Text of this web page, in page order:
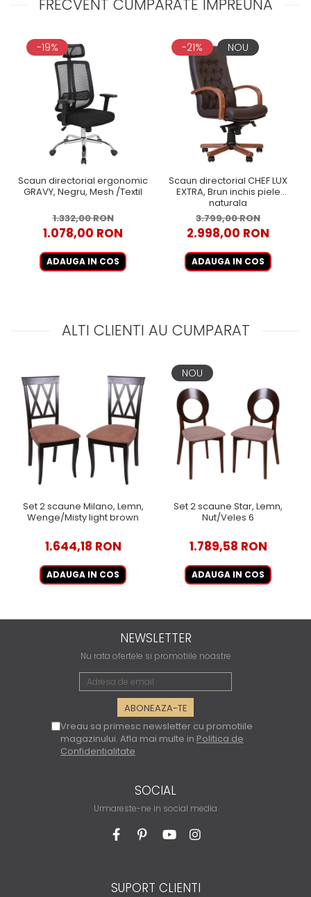
FRECVENT CUMPARATE IMPREUNA
-19%
Scaun directorial ergonomic
GRAVY, Negru, Mesh /Textil
1.332,00 RON
1.078,00 RON
ADAUGA IN COS
-21% NOU
Scaun directorial CHEF LUX
EXTRA, Brun inchis piele
naturala
3.799,00 RON
2.998,00 RON
ADAUGA IN COS
ALTI CLIENTI AU CUMPARAT
Set 2 scaune Milano, Lemn,
Wenge/Misty light brown
1.644,18 RON
ADAUGA IN COS
NOU
Set 2 scaune Star, Lemn,
Nut/Veles 6
1.789,58 RON
ADAUGA IN COS
NEWSLETTER
Nu rata ofertele si promotiile noastre
Vreau sa primesc newsletter cu promotiile
magazinului. Afla mai multe in Politica de
Confidentialitate
SOCIAL
Urmareste-ne in social media
SUPORT CLIENTI